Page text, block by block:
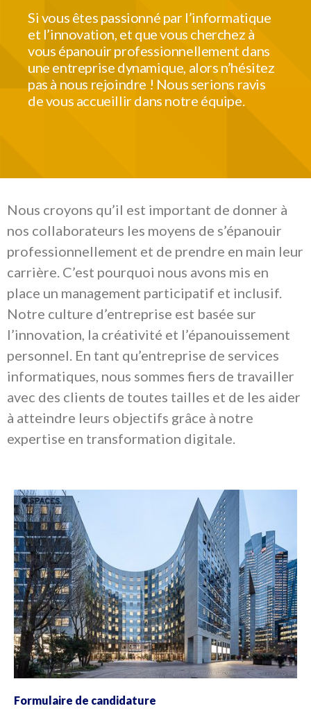
Si vous êtes passionné par l’informatique
et l’innovation, et que vous cherchez à
vous épanouir professionnellement dans
une entreprise dynamique, alors n’hésitez
pas à nous rejoindre ! Nous serions ravis
de vous accueillir dans notre équipe.
Nous croyons qu’il est important de donner à
nos collaborateurs les moyens de s’épanouir
professionnellement et de prendre en main leur
carrière. C’est pourquoi nous avons mis en
place un management participatif et inclusif.
Notre culture d’entreprise est basée sur
l’innovation, la créativité et l’épanouissement
personnel. En tant qu’entreprise de services
informatiques, nous sommes fiers de travailler
avec des clients de toutes tailles et de les aider
à atteindre leurs objectifs grâce à notre
expertise en transformation digitale.
Formulaire de candidature